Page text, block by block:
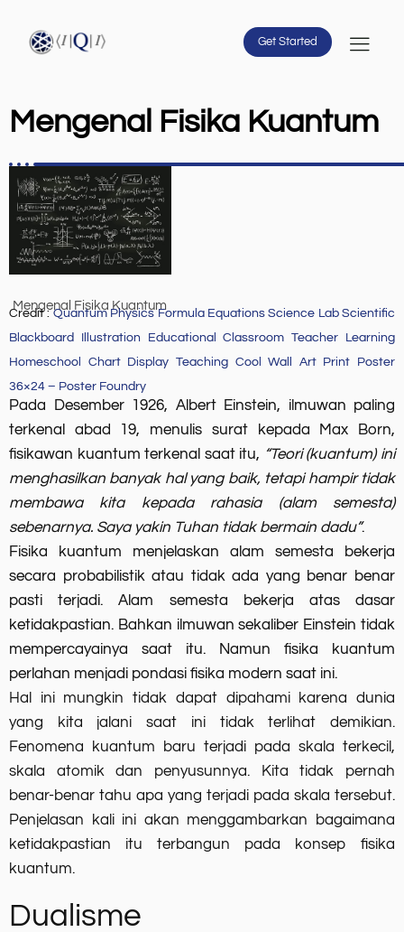
Get Started
Mengenal Fisika Kuantum
Mengenal Fisika Kuantum
Credit :Quantum Physics Formula Equations Science Lab Scientific
Blackboard Illustration Educational Classroom Teacher Learning
Homeschool Chart Display Teaching Cool Wall Art Print Poster
36×24 – Poster Foundry
Pada Desember 1926, Albert Einstein, ilmuwan paling
terkenal abad 19, menulis surat kepada Max Born,
fisikawan kuantum terkenal saat itu, “Teori (kuantum) ini
menghasilkan banyak hal yang baik, tetapi hampir tidak
membawa kita kepada rahasia (alam semesta)
sebenarnya. Saya yakin Tuhan tidak bermain dadu”.
Fisika kuantum menjelaskan alam semesta bekerja
secara probabilistik atau tidak ada yang benar benar
pasti terjadi. Alam semesta bekerja atas dasar
ketidakpastian. Bahkan ilmuwan sekaliber Einstein tidak
mempercayainya saat itu. Namun fisika kuantum
perlahan menjadi pondasi fisika modern saat ini.
Hal ini mungkin tidak dapat dipahami karena dunia
yang kita jalani saat ini tidak terlihat demikian.
Fenomena kuantum baru terjadi pada skala terkecil,
skala atomik dan penyusunnya. Kita tidak pernah
benar-benar tahu apa yang terjadi pada skala tersebut.
Penjelasan kali ini akan menggambarkan bagaimana
ketidakpastian itu terbangun pada konsep fisika
kuantum.
Dualisme